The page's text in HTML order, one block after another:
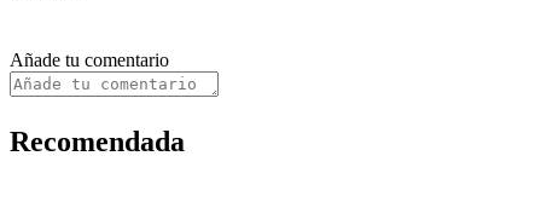
Añade tu comentario
Recomendada